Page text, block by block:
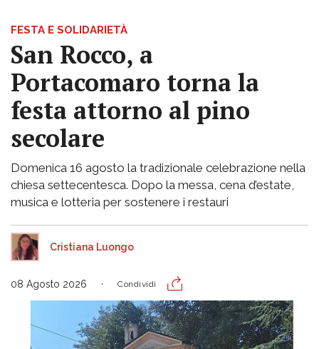
FESTA E SOLIDARIETÀ
San Rocco, a
Portacomaro torna la
festa attorno al pino
secolare
Domenica 16 agosto la tradizionale celebrazione nella
chiesa settecentesca. Dopo la messa, cena d’estate,
musica e lotteria per sostenere i restauri
Cristiana Luongo
08 Agosto 2026 Condividi